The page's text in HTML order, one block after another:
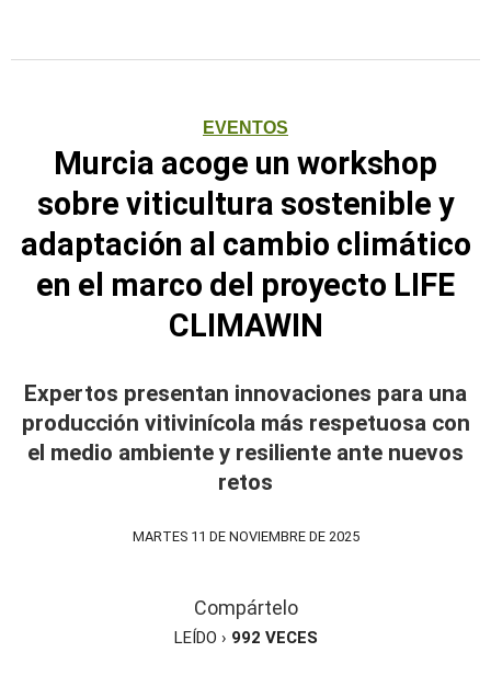
EVENTOS
Murcia acoge un workshop
sobre viticultura sostenible y
adaptación al cambio climático
en el marco del proyecto LIFE
CLIMAWIN
Expertos presentan innovaciones para una
producción vitivinícola más respetuosa con
el medio ambiente y resiliente ante nuevos
retos
MARTES 11 DE NOVIEMBRE DE 2025
Compártelo
LEÍDO › 992 VECES